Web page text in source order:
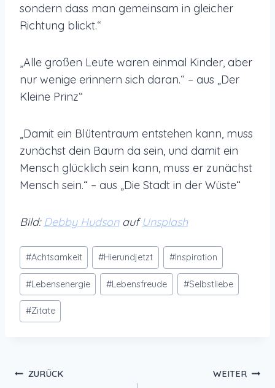
sondern dass man gemeinsam in gleicher
Richtung blickt.“
„Alle großen Leute waren einmal Kinder, aber
nur wenige erinnern sich daran.“ – aus „Der
Kleine Prinz“
„Damit ein Blütentraum entstehen kann, muss
zunächst dein Baum da sein, und damit ein
Mensch glücklich sein kann, muss er zunächst
Mensch sein.“ – aus „Die Stadt in der Wüste“
Bild: Debby HudsonaufUnsplash
Schlagworte:
#Achtsamkeit #Hierundjetzt #Inspiration
#Lebensenergie #Lebensfreude #Selbstliebe
#Zitate
Beitragsnavigation
ZURÜCK WEITER